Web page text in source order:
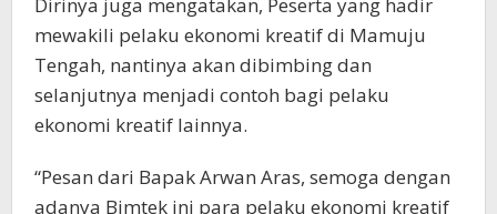
mewakili pelaku ekonomi kreatif di Mamuju
Tengah, nantinya akan dibimbing dan
selanjutnya menjadi contoh bagi pelaku
ekonomi kreatif lainnya.
“Pesan dari Bapak Arwan Aras, semoga dengan
adanya Bimtek ini para pelaku ekonomi kreatif